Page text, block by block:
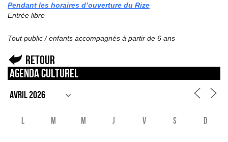
Pendant les horaires d’ouverture du Rize
Entrée libre
Tout public / enfants accompagnés à partir de 6 ans
Retour
Agenda culturel
L M M J V S D